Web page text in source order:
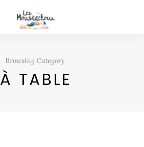
Browsing Category
À TABLE